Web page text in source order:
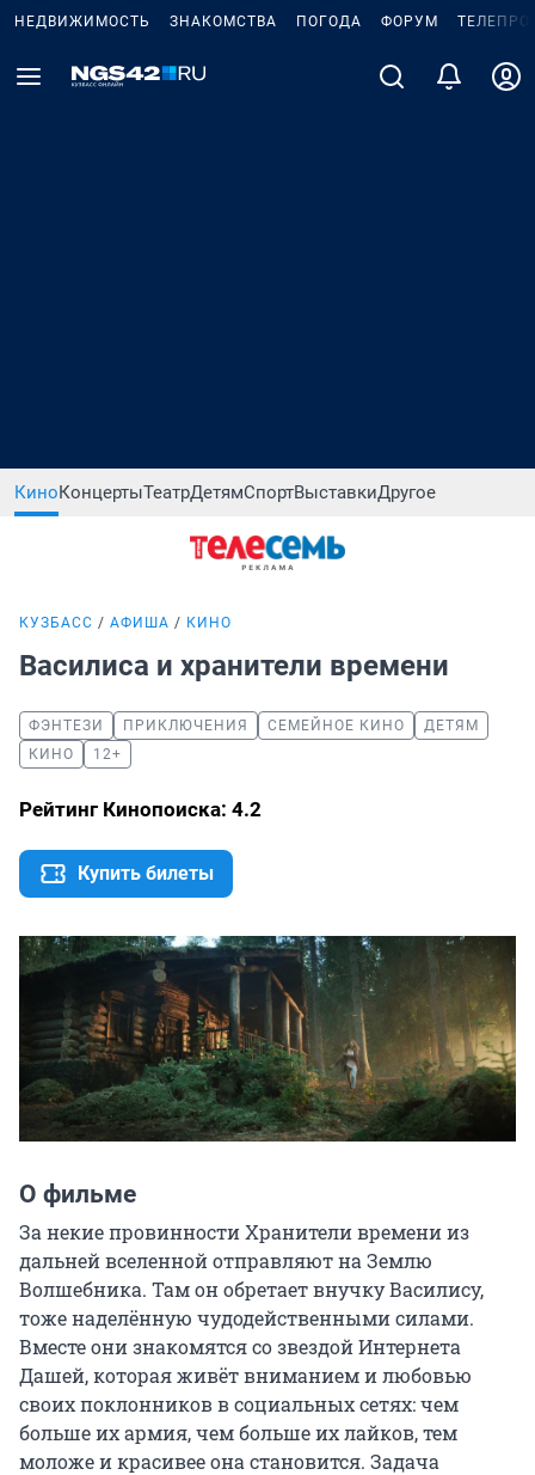
НЕДВИЖИМОСТЬ ЗНАКОМСТВА ПОГОДА ФОРУМ
КиноКонцертыТеатрДетямСпортВыставкиДругое
КУЗБАСС АФИША КИНО
Василиса и хранители времени
ФЭНТЕЗИ ПРИКЛЮЧЕНИЯ СЕМЕЙНОЕ КИНО
ДЕТЯМ
КИНО
12+
Рейтинг Кинопоиска: 4.2
Купить билеты
О фильме
За некие провинности Хранители времени из
дальней вселенной отправляют на Землю
Волшебника. Там он обретает внучку Василису,
тоже наделённую чудодейственными силами.
Вместе они знакомятся со звездой Интернета
Дашей, которая живёт вниманием и любовью
своих поклонников в социальных сетях: чем
больше их армия, чем больше их лайков, тем
моложе и красивее она становится. Задача